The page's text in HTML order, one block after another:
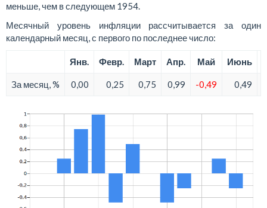
меньше, чем в следующем 1954.
Месячный уровень инфляции рассчитывается за один
календарный месяц, с первого по последнее число:
Янв. Февр. Март Апр. Май Июнь
За месяц, % 0,00 0,25 0,75 0,99 -0,49 0,49